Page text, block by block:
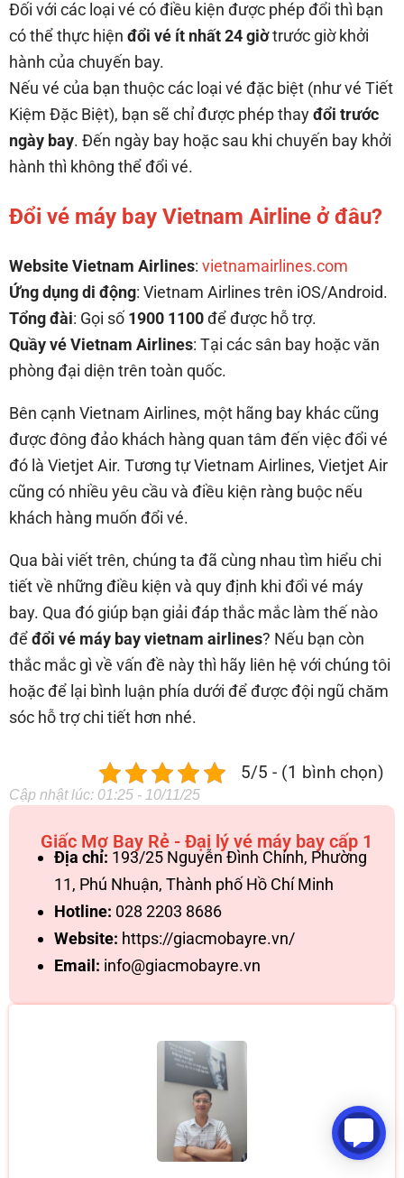
Đối với các loại vé có điều kiện được phép đổi thì bạn
có thể thực hiện đổi vé ít nhất 24 giờtrước giờ khởi
hành của chuyến bay.
Nếu vé của bạn thuộc các loại vé đặc biệt (như vé Tiết
Kiệm Đặc Biệt), bạn sẽ chỉ được phép thayđổi trước
ngày bay. Đến ngày bay hoặc sau khi chuyến bay khởi
hành thì không thể đổi vé.
Đổi vé máy bay Vietnam Airline ở đâu?
Website Vietnam Airlines: vietnamairlines.com
Ứng dụng di động: Vietnam Airlines trên iOS/Android.
Tổng đài: Gọi số 1900 1100để được hỗ trợ.
Quầy vé Vietnam Airlines: Tại các sân bay hoặc văn
phòng đại diện trên toàn quốc.
Bên cạnh Vietnam Airlines, một hãng bay khác cũng
được đông đảo khách hàng quan tâm đến việc đổi vé
đó là Vietjet Air. Tương tự Vietnam Airlines, Vietjet Air
cũng có nhiều yêu cầu và điều kiện ràng buộc nếu
khách hàng muốn đổi vé.
Qua bài viết trên, chúng ta đã cùng nhau tìm hiểu chi
tiết về những điều kiện và quy định khi đổi vé máy
bay. Qua đó giúp bạn giải đáp thắc mắc làm thế nào
đểđổi vé máy bay vietnam airlines? Nếu bạn còn
thắc mắc gì về vấn đề này thì hãy liên hệ với chúng tôi
hoặc để lại bình luận phía dưới để được đội ngũ chăm
sóc hỗ trợ chi tiết hơn nhé.
5/5 - (1 bình chọn)
Cập nhật lúc: 01:25 - 10/11/25
Giấc Mơ Bay Rẻ - Đại lý vé máy bay cấp 1
Địa chỉ: 193/25 Nguyễn Đình Chính, Phường
11, Phú Nhuận, Thành phố Hồ Chí Minh
Hotline: 028 2203 8686
Website: https://giacmobayre.vn/
Email: info@giacmobayre.vn